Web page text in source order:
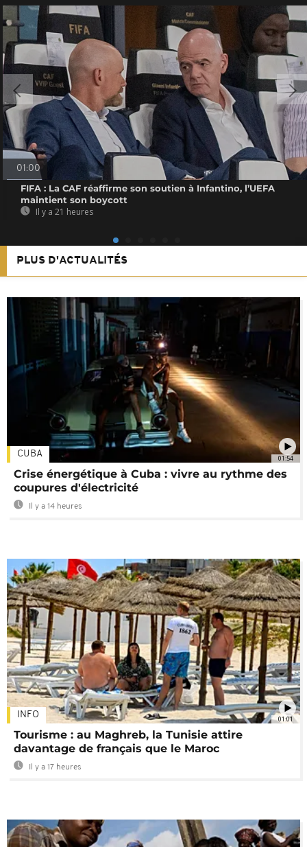
01:00
FIFA : La CAF réaffirme son soutien à Infantino, l’UEFA
maintient son boycott
Il y a 21 heures
PLUS D'ACTUALITÉS
01:54
CUBA
Crise énergétique à Cuba : vivre au rythme des
coupures d'électricité
Il y a 14 heures
01:01
INFO
Tourisme : au Maghreb, la Tunisie attire
davantage de français que le Maroc
Il y a 17 heures